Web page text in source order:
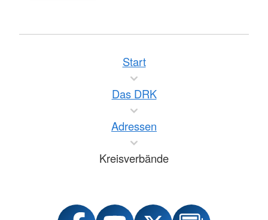
Start
Das DRK
Adressen
Kreisverbände